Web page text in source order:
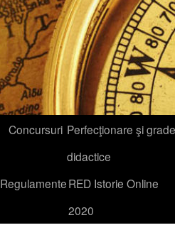
Concursuri Perfecţionare şi grade
didactice
RegulamenteRED Istorie Online
2020